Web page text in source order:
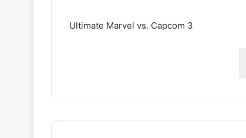
Ultimate Marvel vs. Capcom 3